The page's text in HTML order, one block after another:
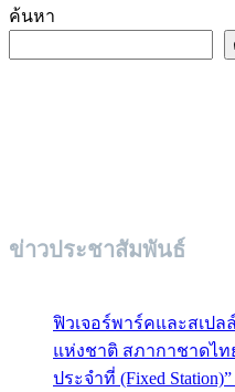
ค้นหา
ข่าวประชาสัมพันธ์
ฟิวเจอร์พาร์คและสเป
แห่งชาติ สภากาชาดไท
ประจำที่ (Fixed